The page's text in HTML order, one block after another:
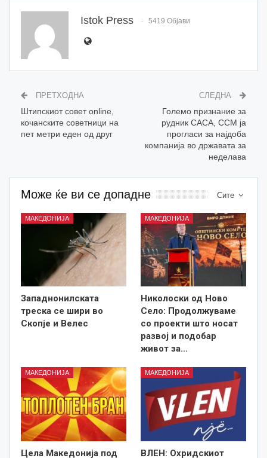
Istok Press 5419 Објави
ПРЕТХОДНА
Штипскиот совет online,
кочанските советници на
пет метри еден од друг
СЛЕДНА
Големо признание за
рудник САСА, ССМ ја
прогласи за најдоба
компанија во државата за
неделава
Сите
Може ќе ви се допадне
МАКЕДОНИЈА
Западнонилската
треска се шири во
Скопје и Велес
МАКЕДОНИЈА
Николоски од Ново
Село: Продолжуваме
со проекти што носат
развој и подобар
живот за…
МАКЕДОНИЈА
Цела Македонија под
МАКЕДОНИЈА
ВЛЕН: Охридскиот